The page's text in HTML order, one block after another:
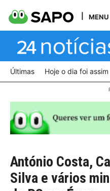
MENU
Últimas Hoje o dia foi assim
António Costa,
Silva e vários